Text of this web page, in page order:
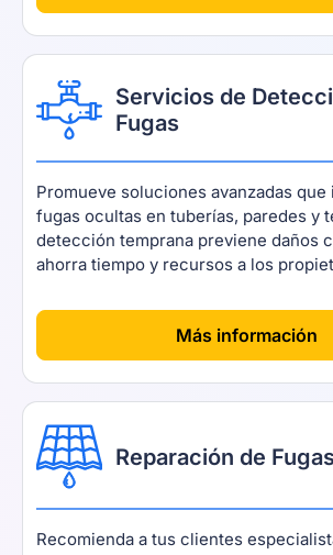
Servicios de
Fugas
Promueve soluciones avanzadas
fugas ocultas en tuberías, paredes y
detección temprana previene daños
ahorra tiempo y recursos a los
[Más información]
Reparación de
Recomienda a tus clientes